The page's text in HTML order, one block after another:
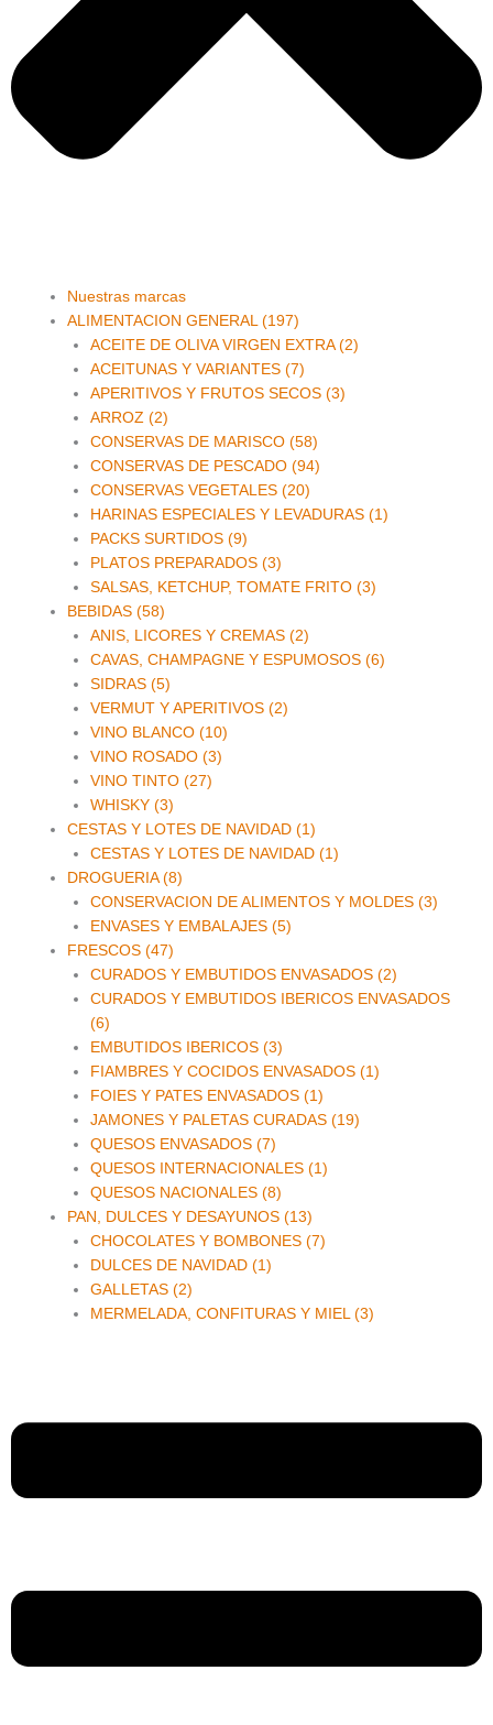
Main
Menu
Nuestras marcas
ALIMENTACION GENERAL (197)
ACEITE DE OLIVA VIRGEN EXTRA (2)
ACEITUNAS Y VARIANTES (7)
APERITIVOS Y FRUTOS SECOS (3)
ARROZ (2)
CONSERVAS DE MARISCO (58)
CONSERVAS DE PESCADO (94)
CONSERVAS VEGETALES (20)
HARINAS ESPECIALES Y LEVADURAS (1)
PACKS SURTIDOS (9)
PLATOS PREPARADOS (3)
SALSAS, KETCHUP, TOMATE FRITO (3)
BEBIDAS (58)
ANIS, LICORES Y CREMAS (2)
CAVAS, CHAMPAGNE Y ESPUMOSOS (6)
SIDRAS (5)
VERMUT Y APERITIVOS (2)
VINO BLANCO (10)
VINO ROSADO (3)
VINO TINTO (27)
WHISKY (3)
CESTAS Y LOTES DE NAVIDAD (1)
CESTAS Y LOTES DE NAVIDAD (1)
DROGUERIA (8)
CONSERVACION DE ALIMENTOS Y MOLDES (3)
ENVASES Y EMBALAJES (5)
FRESCOS (47)
CURADOS Y EMBUTIDOS ENVASADOS (2)
CURADOS Y EMBUTIDOS IBERICOS ENVASADOS
(6)
EMBUTIDOS IBERICOS (3)
FIAMBRES Y COCIDOS ENVASADOS (1)
FOIES Y PATES ENVASADOS (1)
JAMONES Y PALETAS CURADAS (19)
QUESOS ENVASADOS (7)
QUESOS INTERNACIONALES (1)
QUESOS NACIONALES (8)
PAN, DULCES Y DESAYUNOS (13)
CHOCOLATES Y BOMBONES (7)
DULCES DE NAVIDAD (1)
GALLETAS (2)
MERMELADA, CONFITURAS Y MIEL (3)